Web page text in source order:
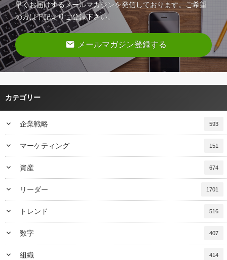
早くお届けするメールマガジンを発信しております。ご希望
の方は下記よりご登録下さい。
email メールマガジン登録する
カテゴリー
keyboard_arrow_down 企業戦略 593
keyboard_arrow_down マーケティング 151
keyboard_arrow_down 資産 674
keyboard_arrow_down リーダー 1701
keyboard_arrow_down トレンド 516
keyboard_arrow_down 数字 407
keyboard_arrow_down 組織 414